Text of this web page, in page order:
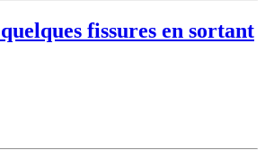
fissures en sortant